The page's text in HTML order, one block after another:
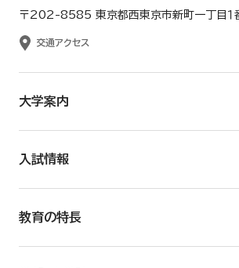
〒202-8585 東京都西東京市新町一丁目１
交通アクセス
大学案内
入試情報
教育の特長